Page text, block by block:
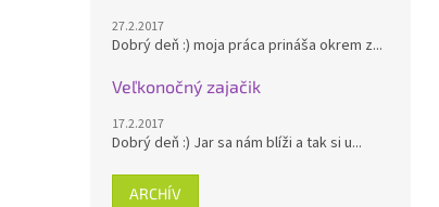
27.2.2017
Dobrý deň :) moja práca prináša okrem z...
Veľkonočný zajačik
17.2.2017
Dobrý deň :) Jar sa nám blíži a tak si u...
ARCHÍV